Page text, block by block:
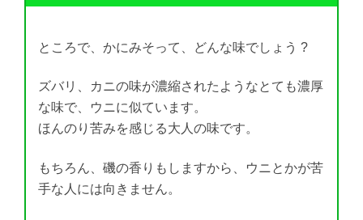
ところで、かにみそって、どんな味でしょう ?
ズバリ、カニの味が濃縮されたようなとても濃厚
な味で、ウニに似ています。
ほんのり苦みを感じる大人の味です。
もちろん、磯の香りもしますから、ウニとかが苦
手な人には向きません。